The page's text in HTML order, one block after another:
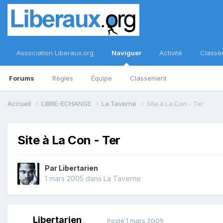
Association Liberaux.org Naviguer
Forums Règles Équipe Classement
Activité
Accueil LIBRE-ECHANGE La Taverne Site à La Con - Ter
Site à La Con - Ter
Par Libertarien
1 mars 2005 dans La Taverne
Libertarien Posté 1 mars 2005